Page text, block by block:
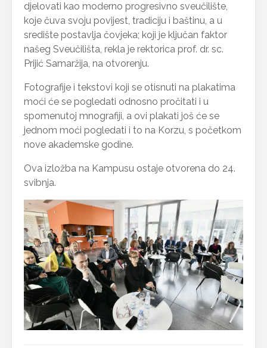
djelovati kao moderno progresivno sveučilište,
koje čuva svoju povijest, tradiciju i baštinu, a u
središte postavlja čovjeka; koji je ključan faktor
našeg Sveučilišta, rekla je rektorica prof. dr. sc.
Prijić Samaržija, na otvorenju.
Fotografije i tekstovi koji se otisnuti na plakatima
moći će se pogledati odnosno pročitati i u
spomenutoj mnografiji, a ovi plakati još će se
jednom moći pogledati i to na Korzu, s početkom
nove akademske godine.
Ova izložba na Kampusu ostaje otvorena do 24.
svibnja.